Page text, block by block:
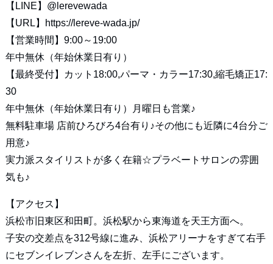
【LINE】 @lerevewada
【URL】
https://lereve-wada.jp/
【営業時間】9:00～19:00
年中無休（年始休業日有り）
【最終受付】カット18:00,パーマ・カラー17:30,縮毛矯正17:
30
年中無休（年始休業日有り）月曜日も営業♪
無料駐車場 店前ひろびろ4台有り♪その他にも近隣に4台分ご
用意♪
実力派スタイリストが多く在籍☆プラベートサロンの雰囲
気も♪
【アクセス】
浜松市旧東区和田町。浜松駅から東海道を天王方面へ。
子安の交差点を312号線に進み、浜松アリーナをすぎて右手
にセブンイレブンさんを左折、左手にございます。